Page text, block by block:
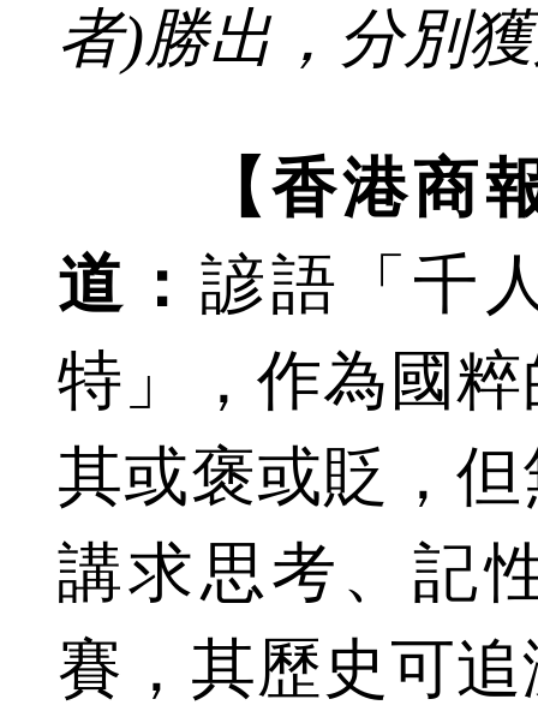
者)勝出，分別
【香港商
道： 諺語「千
特」，作為國
其或褒或貶，
講求思考、記
賽，其歷史可